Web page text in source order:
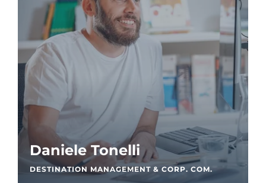
Daniele Tonelli
DESTINATION MANAGEMENT & CORP. COM.